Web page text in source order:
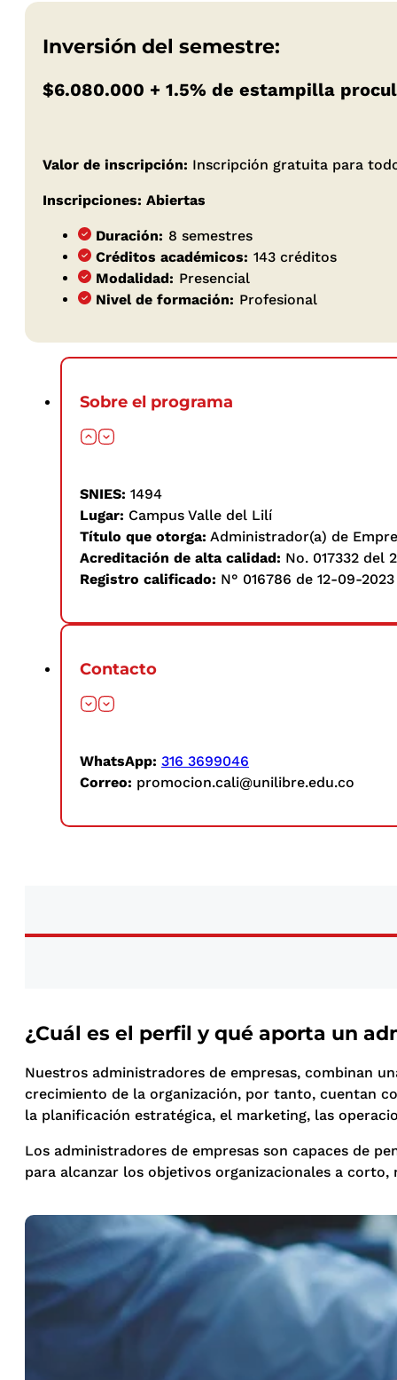
Inversión del semestre:
$6.080.000 + 1.5% de estampilla
Valor de inscripción: Inscripción gratuita para
Inscripciones: Abiertas
Duración: 8 semestres
Créditos académicos: 143 créditos
Modalidad: Presencial
Nivel de formación: Profesional
Sobre el programa
SNIES: 1494
Lugar: Campus Valle del Lilí
Título que otorga: Administrador(a) de
Acreditación de alta calidad: No. 017332 del
Registro calificado: N° 016786 de 12-09-
Contacto
WhatsApp: 316 3699046
Correo: promocion.cali@unilibre.edu.co
¿Cuál es el perfil y qué aporta un
Nuestros administradores de empresas, combinan
crecimiento de la organización, por tanto, cuentan
la planificación estratégica, el marketing, las
Los administradores de empresas son capaces de
para alcanzar los objetivos organizacionales a corto,